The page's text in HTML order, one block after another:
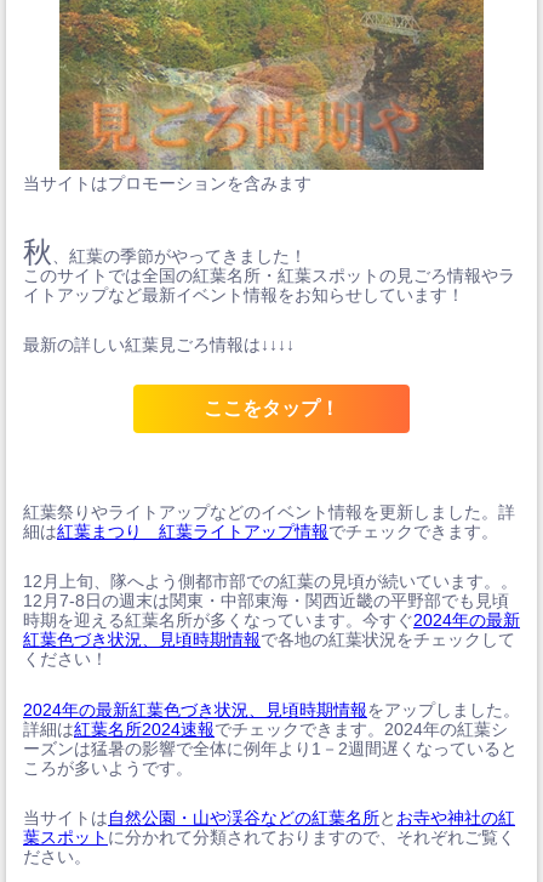
当サイトはプロモーションを含みます
秋
、紅葉の季節がやってきました！
このサイトでは全国の紅葉名所・紅葉スポットの見ごろ情報やラ
イトアップなど最新イベント情報をお知らせしています！
最新の詳しい紅葉見ごろ情報は↓↓↓↓
ここをタップ！
紅葉祭りやライトアップなどのイベント情報を更新しました。詳
細は紅葉まつり 紅葉ライトアップ情報でチェックできます。
12月上旬、隊へよう側都市部での紅葉の見頃が続いています。。
12月7-8日の週末は関東・中部東海・関西近畿の平野部でも見頃
時期を迎える紅葉名所が多くなっています。今すぐ2024年の最新
紅葉色づき状況、見頃時期情報で各地の紅葉状況をチェックして
ください！
2024年の最新紅葉色づき状況、見頃時期情報をアップしました。
詳細は紅葉名所2024速報でチェックできます。2024年の紅葉シ
ーズンは猛暑の影響で全体に例年より1－2週間遅くなっていると
ころが多いようです。
当サイトは自然公園・山や渓谷などの紅葉名所と お寺や神社の紅
葉スポット に分かれて分類されておりますので、それぞれご覧く
ださい。